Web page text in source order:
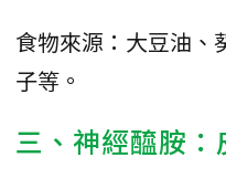
食物來源：大豆油、
子等。
三、神經醯胺